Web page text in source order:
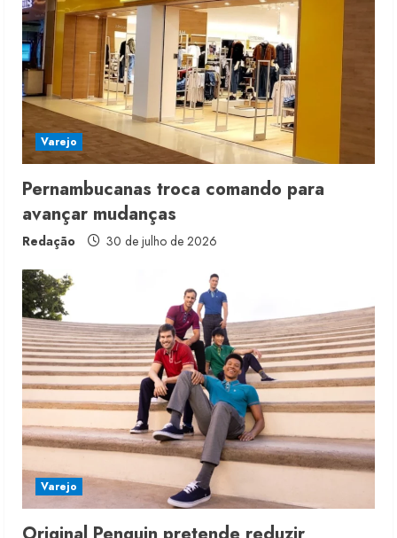
Varejo
Pernambucanas troca comando para
avançar mudanças
Redação 30 de julho de 2026
Varejo
2
Fakini prevê R$345 milhões de
receita em 2026
4 de agosto de 2026
3
Projeto testa passaporte digital na
moda nacional
4 de agosto de 2026